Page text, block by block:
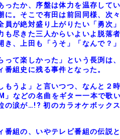
ったか、序盤は体力を温存して
に。そこで有田は前回同様、次
員が絶対盛り上がりたい「勇次
も尽きた三人からいよいよ脱落
き、上田も「うそ」「なんで？
って楽しかった」という長渕
番組史に残る事件となった。
もうよ」と言いつつ、なんと２
」などの名曲をギター一本で歌
の涙が…!? 初のカラオケボック
組の、いやテレビ番組の伝説